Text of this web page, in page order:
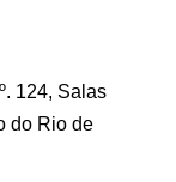
124, Salas
do Rio de